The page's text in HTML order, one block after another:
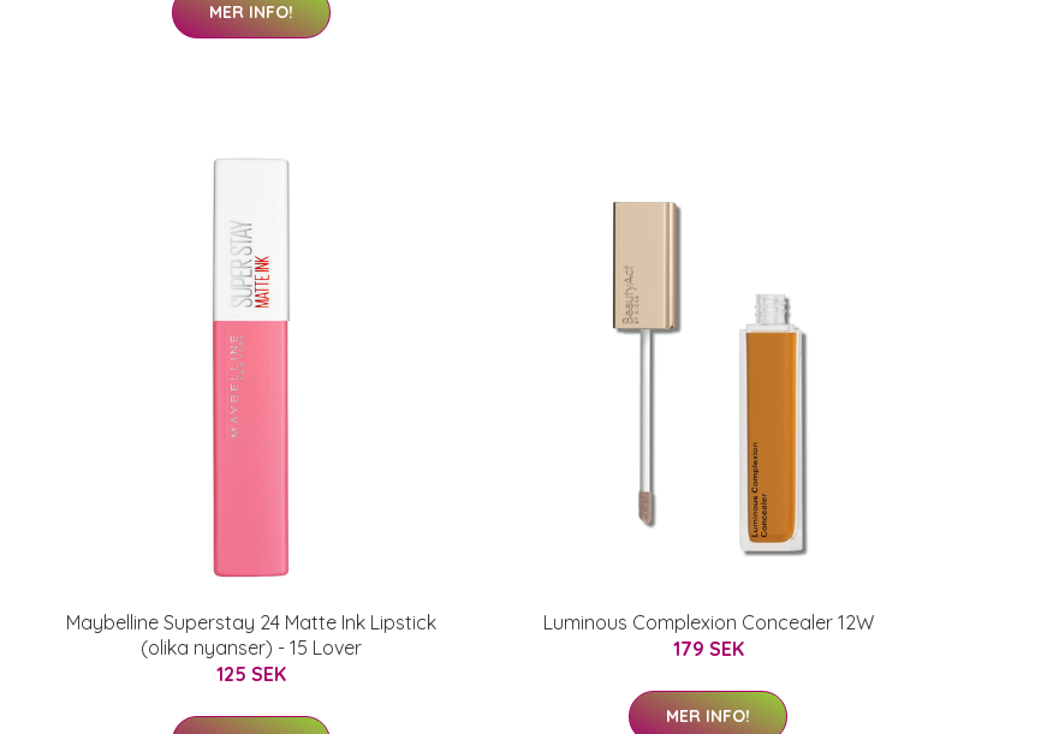
MER INFO!
Maybelline Superstay 24 Matte Ink Lipstick
(olika nyanser) - 15 Lover
125 SEK
Luminous Complexion Concealer 12W
179 SEK
MER INFO!